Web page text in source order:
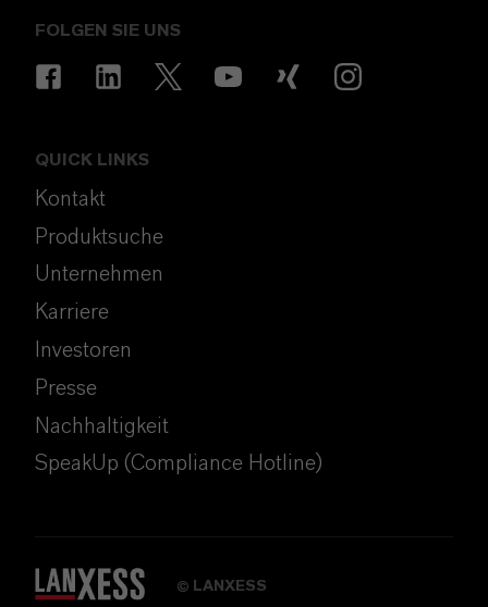
FOLGEN SIE UNS
QUICK LINKS
Kontakt
Produktsuche
Unternehmen
Karriere
Investoren
Presse
Nachhaltigkeit
SpeakUp (Compliance Hotline)
© LANXESS